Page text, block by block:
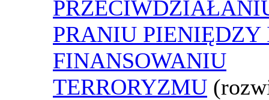
PRANIU PIENIĘDZY
FINANSOWANIU
TERRORYZMU